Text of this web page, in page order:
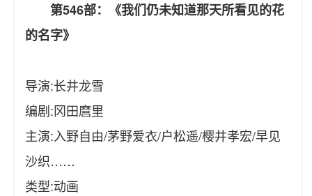
第546部：《我们仍未知道那天所看见的花
的名字》
导演:长井龙雪
编剧:冈田麿里
主演:入野自由/茅野爱衣/户松遥/樱井孝宏/早见
沙织……
类型:动画